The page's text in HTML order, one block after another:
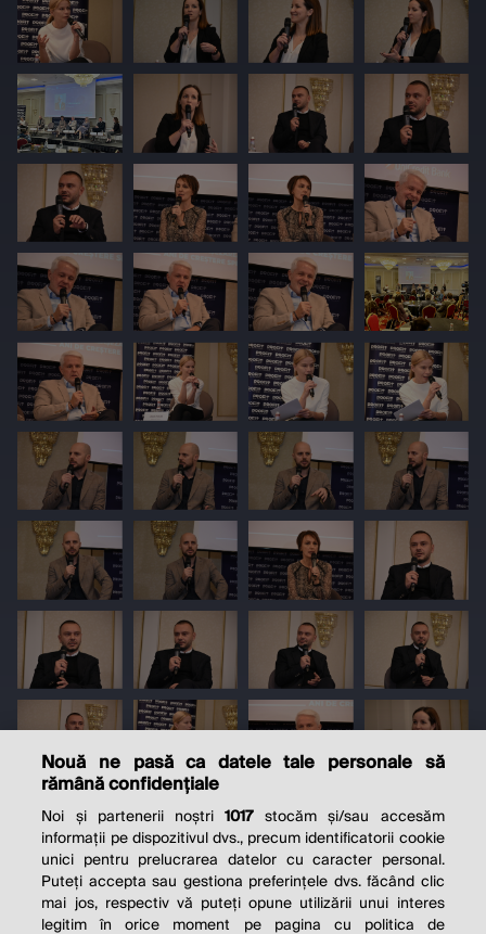
Nouă ne pasă ca datele tale personale să
rămână confidențiale
Noi și partenerii noștri1017 stocăm și/sau accesăm
informații pe dispozitivul dvs., precum identificatorii cookie
unici pentru prelucrarea datelor cu caracter personal.
Puteți accepta sau gestiona preferințele dvs. făcând clic
mai jos, respectiv vă puteți opune utilizării unui interes
legitim în orice moment pe pagina cu politica de